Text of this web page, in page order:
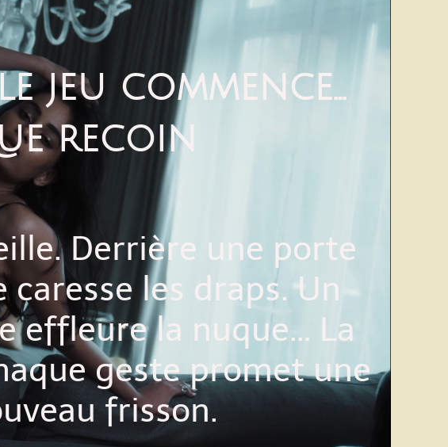
jeu commence…
recoin
Derrière une porte
les draps. Un
effleure la nuque… La
geste promet une
frisson.